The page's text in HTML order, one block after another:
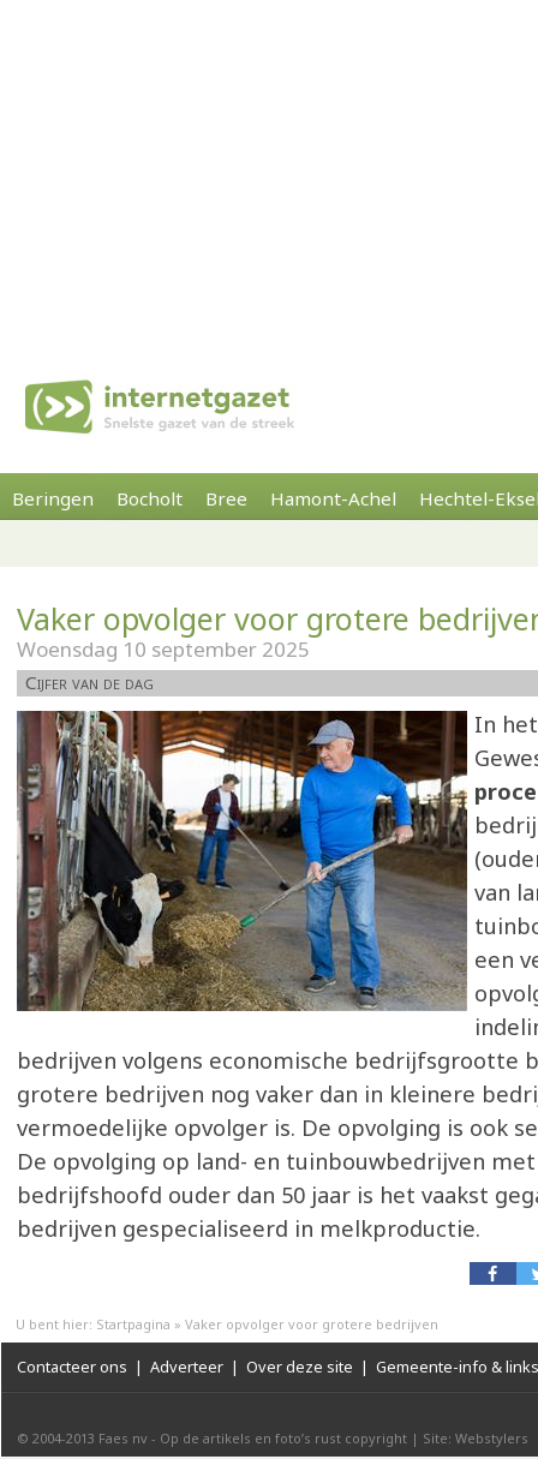
Beringen Bocholt Bree Hamont-Achel Hechtel-
Vaker opvolger voor grotere
Woensdag 10 september 2025
Cijfer van de dag
In
van
een
bedrijven volgens economische bedrijfsgrootte
grotere bedrijven nog vaker dan in kleinere
vermoedelijke opvolger is. De opvolging is ook
De opvolging op land- en tuinbouwbedrijven
bedrijfshoofd ouder dan 50 jaar is het vaakst
bedrijven gespecialiseerd in melkproductie.
U bent hier: Startpagina » Vaker opvolger voor grotere bedrijven
Contacteer ons | Adverteer | Over deze site | Gemeente-info & links
© 2004-2013 Faes nv - Op de artikels en foto’s rust copyright | Site: Webstylers